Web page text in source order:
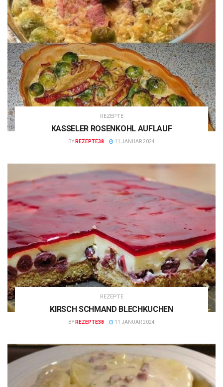
REZEPTE
KASSELER ROSENKOHL AUFLAUF
BY REZEPTE38 11 JANUAR 2024
REZEPTE
KIRSCH SCHMAND BLECHKUCHEN
BY REZEPTE38 11 JANUAR 2024